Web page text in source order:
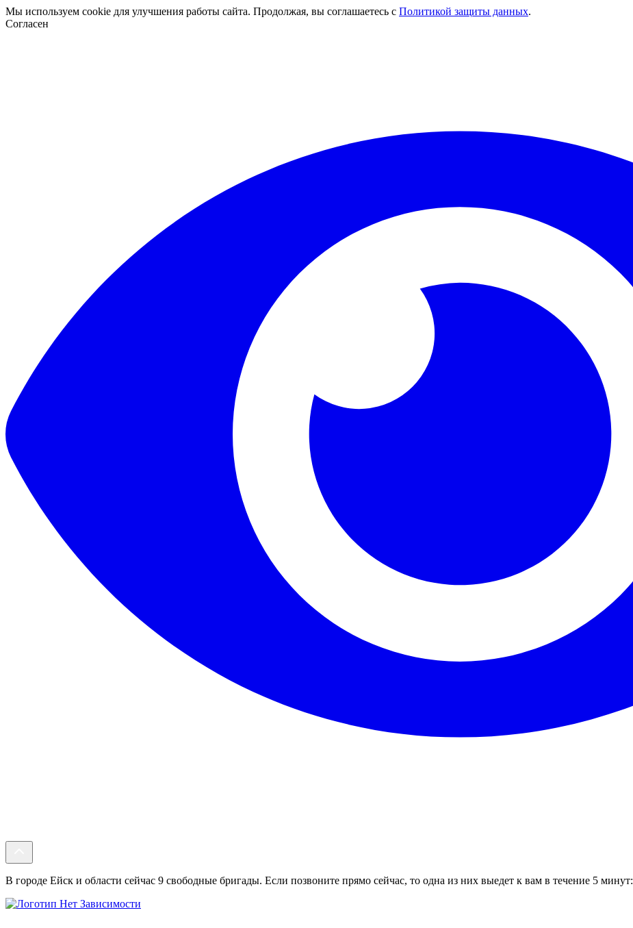
Мы используем cookie для улучшения работы сайта. Продолжая, вы соглашаетесь с Политикой защиты данных.
Согласен
В городе Ейск и области сейчас 9 свободные бригады. Если позвоните прямо сейчас, то одна из них выедет к вам в течение 5 минут: